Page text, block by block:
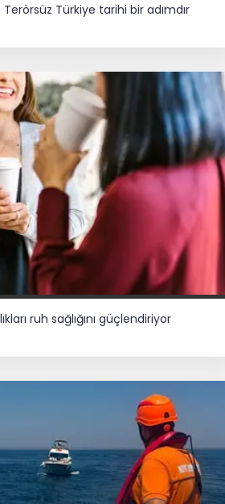
Türkiye tarihi bir adımdır
ruh sağlığını güçlendiriyor